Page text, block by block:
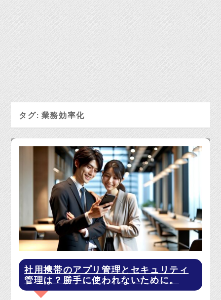
タグ: 業務効率化
社用携帯のアプリ管理とセキュリティ
管理は？勝手に使われないために。